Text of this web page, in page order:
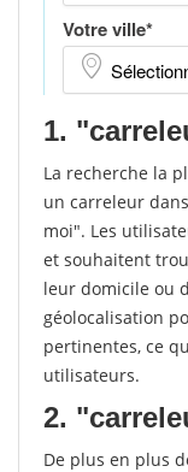
1.
La recherche la
un carreleur
moi". Les
et souhaitent
leur domicile ou
géolocalisation
pertinentes, ce
utilisateurs.
2.
De plus en plus